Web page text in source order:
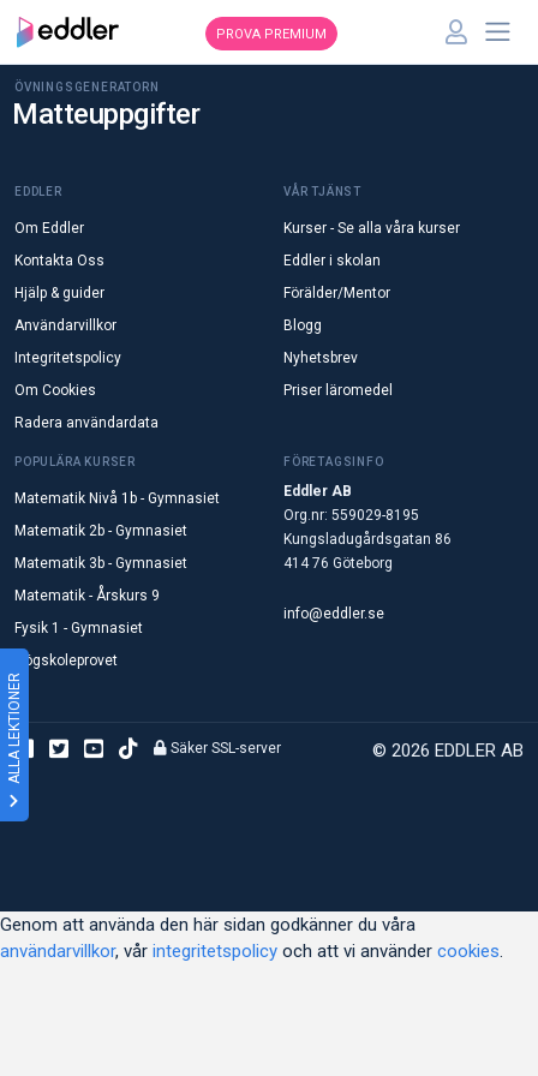
ALLA LEKTIONER
PROVA PREMIUM
ÖVNINGSGENERATORN
Matteuppgifter
EDDLER
Om Eddler
Kontakta Oss
Hjälp & guider
Användarvillkor
Integritetspolicy
Om Cookies
Radera användardata
VÅR TJÄNST
Kurser - Se alla våra kurser
Eddler i skolan
Förälder/Mentor
Blogg
Nyhetsbrev
Priser läromedel
POPULÄRA KURSER
Matematik Nivå 1b - Gymnasiet
Matematik 2b - Gymnasiet
Matematik 3b - Gymnasiet
Matematik - Årskurs 9
Fysik 1 - Gymnasiet
Högskoleprovet
FÖRETAGSINFO
Eddler AB
Org.nr: 559029-8195
Kungsladugårdsgatan 86
414 76 Göteborg
info@eddler.se
© 2026 EDDLER AB
Säker SSL-server
Genom att använda den här sidan godkänner du våra
användarvillkor, vår integritetspolicy och att vi använder cookies.